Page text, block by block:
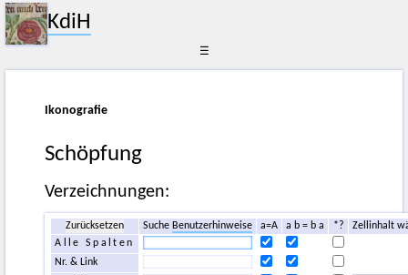
KdiH
☰
Ikonografie
Schöpfung
Verzeichnungen:
Zurücksetzen SucheBenutzerhinweise a=A a b = b a *?
Zellinhalt
Alle Spalten
Nr. & Link